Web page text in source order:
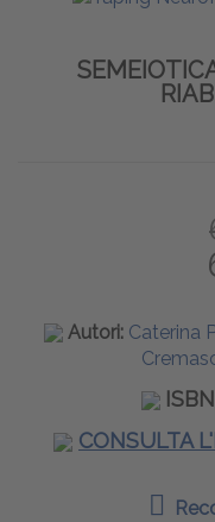
Autori: Caterina
CONSULTA